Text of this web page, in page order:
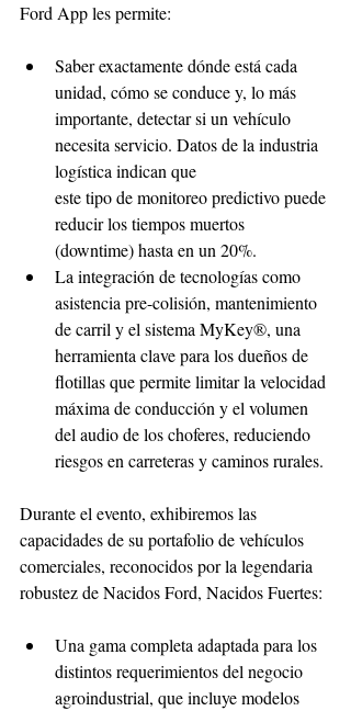
Ford App les permite:
Saber exactamente dónde está cada
unidad, cómo se conduce y, lo más
importante, detectar si un vehículo
necesita servicio. Datos de la industria
logística indican que
este tipo de monitoreo predictivo puede
reducir los tiempos muertos
(downtime) hasta en un 20%.
La integración de tecnologías como
asistencia pre-colisión, mantenimiento
de carril y el sistema MyKey®, una
herramienta clave para los dueños de
flotillas que permite limitar la velocidad
máxima de conducción y el volumen
del audio de los choferes, reduciendo
riesgos en carreteras y caminos rurales.
Durante el evento, exhibiremos las
capacidades de su portafolio de vehículos
comerciales, reconocidos por la legendaria
robustez de Nacidos Ford, Nacidos Fuertes:
Una gama completa adaptada para los
distintos requerimientos del negocio
agroindustrial, que incluye modelos